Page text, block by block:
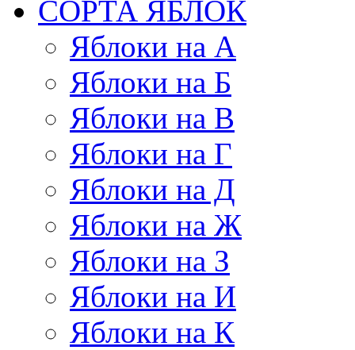
CОРТА ЯБЛОК
Яблоки на А
Яблоки на Б
Яблоки на В
Яблоки на Г
Яблоки на Д
Яблоки на Ж
Яблоки на З
Яблоки на И
Яблоки на К